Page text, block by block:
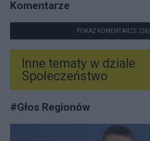
Komentarze
POKAŻ KOMENTARZE (26)
Inne tematy w dziale
Społeczeństwo
#Głos Regionów